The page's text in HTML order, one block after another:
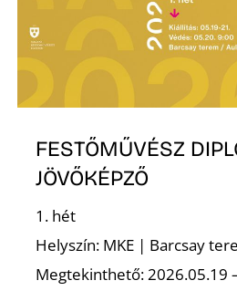
FESTŐMŰVÉSZ
JÖVŐKÉPZŐ
1. hét
Helyszín: MKE | Barcsay
Megtekinthető: 2026.05.19